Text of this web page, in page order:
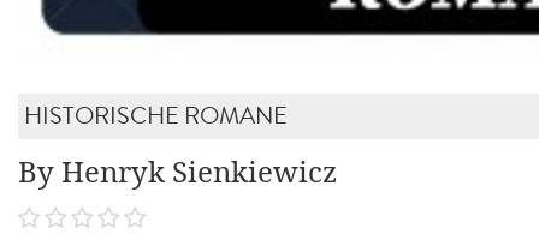
HISTORISCHE ROMANE
By Henryk Sienkiewicz